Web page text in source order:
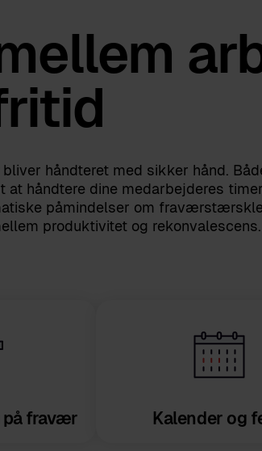
håndteret med sikker hånd.
håndtere dine medarbejderes
påmindelser om
produktivitet og rekonvalescens.
fravær Kalender og